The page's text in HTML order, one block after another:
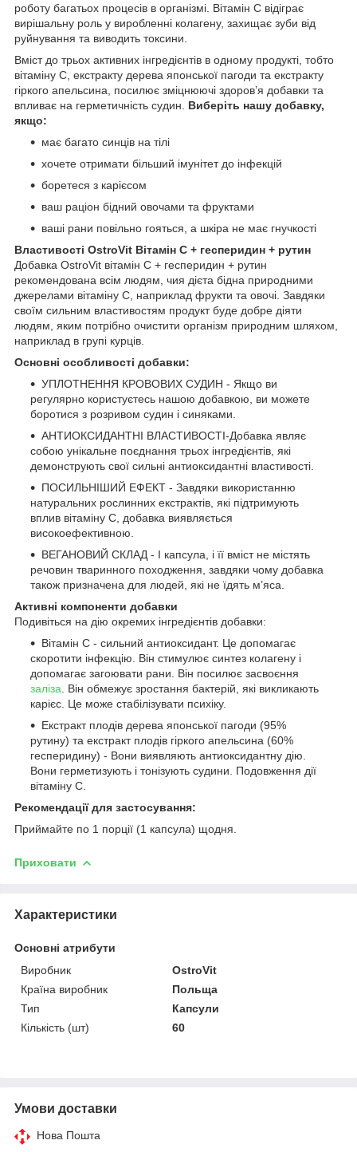
роботу багатьох процесів в організмі. Вітамін С відіграє
вирішальну роль у виробленні колагену, захищає зуби від
руйнування та виводить токсини.
Вміст до трьох активних інгредієнтів в одному продукті, тобто
вітаміну С, екстракту дерева японської пагоди та екстракту
гіркого апельсина, посилює зміцнюючі здоров’я добавки та
впливає на герметичність судин. Виберіть нашу добавку,
якщо:
має багато синців на тілі
хочете отримати більший імунітет до інфекцій
боретеся з карієсом
ваш раціон бідний овочами та фруктами
ваші рани повільно гояться, а шкіра не має гнучкості
Властивості OstroVit Вітамін С + гесперидин + рутин
Добавка OstroVit вітамін С + гесперидин + рутин
рекомендована всім людям, чия дієта бідна природними
джерелами вітаміну С, наприклад фрукти та овочі. Завдяки
своїм сильним властивостям продукт буде добре діяти
людям, яким потрібно очистити організм природним шляхом,
наприклад в групі курців.
Основні особливості добавки:
УПЛОТНЕННЯ КРОВОВИХ СУДИН - Якщо ви
регулярно користуєтесь нашою добавкою, ви можете
боротися з розривом судин і синяками.
АНТИОКСИДАНТНІ ВЛАСТИВОСТІ-Добавка являє
собою унікальне поєднання трьох інгредієнтів, які
демонструють свої сильні антиоксидантні властивості.
ПОСИЛЬНІШИЙ ЕФЕКТ - Завдяки використанню
натуральних рослинних екстрактів, які підтримують
вплив вітаміну С, добавка виявляється
високоефективною.
ВЕГАНОВИЙ СКЛАД - І капсула, і її вміст не містять
речовин тваринного походження, завдяки чому добавка
також призначена для людей, які не їдять м’яса.
Активні компоненти добавки
Подивіться на дію окремих інгредієнтів добавки:
Вітамін С - сильний антиоксидант. Це допомагає
скоротити інфекцію. Він стимулює синтез колагену і
допомагає загоювати рани. Він посилює засвоєння
заліза . Він обмежує зростання бактерій, які викликають
карієс. Це може стабілізувати психіку.
Екстракт плодів дерева японської пагоди (95%
рутину) та екстракт плодів гіркого апельсина (60%
гесперидину) - Вони виявляють антиоксидантну дію.
Вони герметизують і тонізують судини. Подовження дії
вітаміну С.
Рекомендації для застосування:
Приймайте по 1 порції (1 капсула) щодня.
Приховати
Характеристики
Основні атрибути
Виробник
OstroVit
Країна виробник
Польща
Тип
Капсули
Кількість (шт)
60
Умови доставки
Нова Пошта